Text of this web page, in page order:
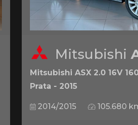
Mitsubishi
Mitsubishi ASX 2.0 16V
Prata - 2015
2014/2015 105.680